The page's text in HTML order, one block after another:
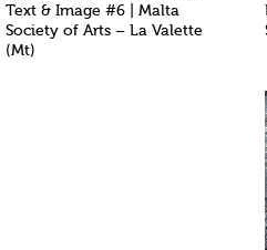
Text & Image #6 | Malta
Society of Arts – La Valette
(Mt)